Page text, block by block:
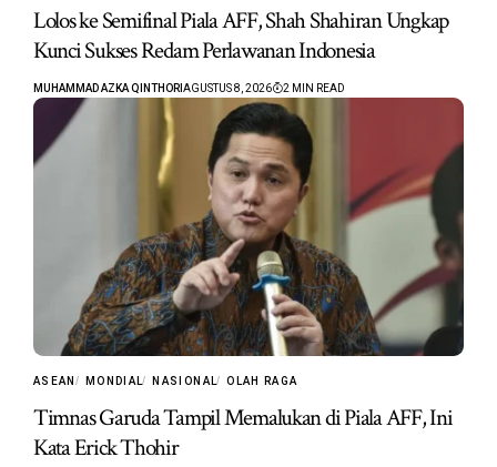
Lolos ke Semifinal Piala AFF, Shah Shahiran Ungkap
Kunci Sukses Redam Perlawanan Indonesia
MUHAMMAD AZKA QINTHORI AGUSTUS 8, 2026 2 MIN READ
ASEAN MONDIAL NASIONAL OLAH RAGA
Timnas Garuda Tampil Memalukan di Piala AFF, Ini
Kata Erick Thohir